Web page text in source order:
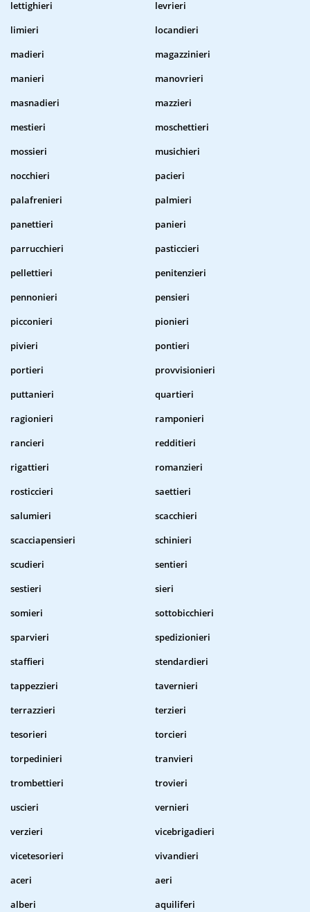
lettighieri
levrieri
limieri
locandieri
madieri
magazzinieri
manieri
manovrieri
masnadieri
mazzieri
mestieri
moschettieri
mossieri
musichieri
nocchieri
pacieri
palafrenieri
palmieri
panettieri
panieri
parrucchieri
pasticcieri
pellettieri
penitenzieri
pennonieri
pensieri
picconieri
pionieri
pivieri
pontieri
portieri
provvisionieri
puttanieri
quartieri
ragionieri
ramponieri
rancieri
redditieri
rigattieri
romanzieri
rosticcieri
saettieri
salumieri
scacchieri
scacciapensieri
schinieri
scudieri
sentieri
sestieri
sieri
somieri
sottobicchieri
sparvieri
spedizionieri
staffieri
stendardieri
tappezzieri
tavernieri
terrazzieri
terzieri
tesorieri
torcieri
torpedinieri
tranvieri
trombettieri
trovieri
uscieri
vernieri
verzieri
vicebrigadieri
vicetesorieri
vivandieri
aceri
aeri
alberi
aquiliferi